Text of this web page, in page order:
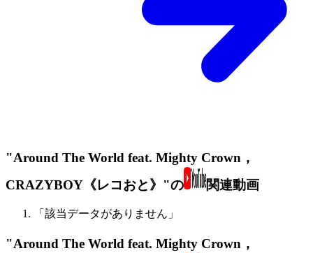
"Around The World feat. Mighty Crown，
CRAZYBOY《レコおと》"の
関連動画
「該当データがありません」
"Around The World feat. Mighty Crown，